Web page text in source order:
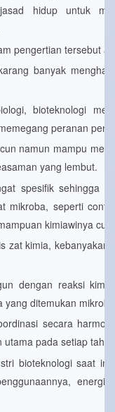
hidup untuk
pengertian tersebut
banyak
bioteknologi
peranan
namun mampu
yang lembut.
spesifik sehingga
mikroba, seperti
kimiawinya
zat kimia, kebanyakan
dengan reaksi
ditemukan
secara
utama pada setiap
bioteknologi saat
energi